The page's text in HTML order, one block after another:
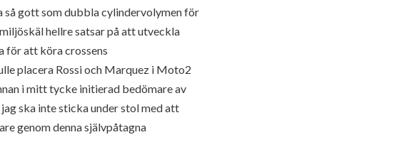
gott som dubbla cylindervolymen för
hellre satsar på att utveckla
att köra crossens
placera Rossi och Marquez i Moto2
i mitt tycke initierad bedömare av
ska inte sticka under stol med att
genom denna självpåtagna